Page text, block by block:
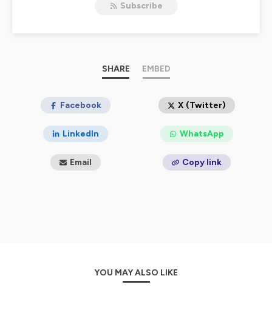
nous écrire un gentil commentaire ou nous donner des
interprétée par Serge Raphaël
Identité Graphique :Chloé Hueber(@chloehueber)
Antoine Malaspina
Hébergé par Ausha. Visitez
ausha.co/politique-de-
confidentialitepour plus d'informations.
Subscribe
SHARE EMBED
Facebook X (Twitter)
LinkedIn WhatsApp
Email Copy link
YOU MAY ALSO LIKE